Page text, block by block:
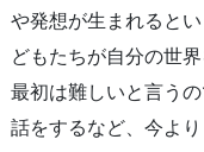
や発想が生まれると
どもたちが自分の世
最初は難しいと言う
話をするなど、今よ